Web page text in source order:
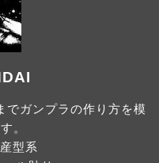
でガンプラの作り方を模
。
型系